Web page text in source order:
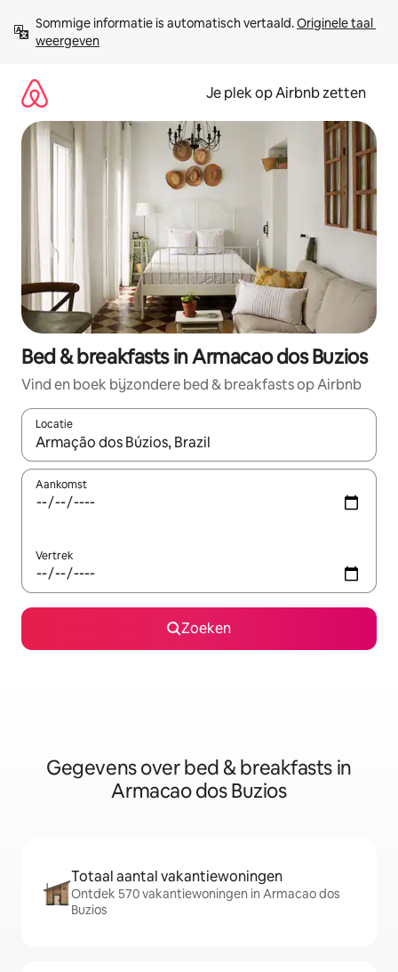
direct
naar
Sommige informatie is automatisch vertaald. Originele taal
weergeven
Je plek op Airbnb zetten
Bed & breakfasts in Armacao dos Buzios
Vind en boek bijzondere bed & breakfasts op Airbnb
Locatie
Wanneer er resultaten beschikbaar zijn, maak je een keuze
Aankomst
Vertrek
Zoeken
Gegevens over bed & breakfasts in
Armacao dos Buzios
Totaal aantal vakantiewoningen
Ontdek 570 vakantiewoningen in Armacao dos
Buzios